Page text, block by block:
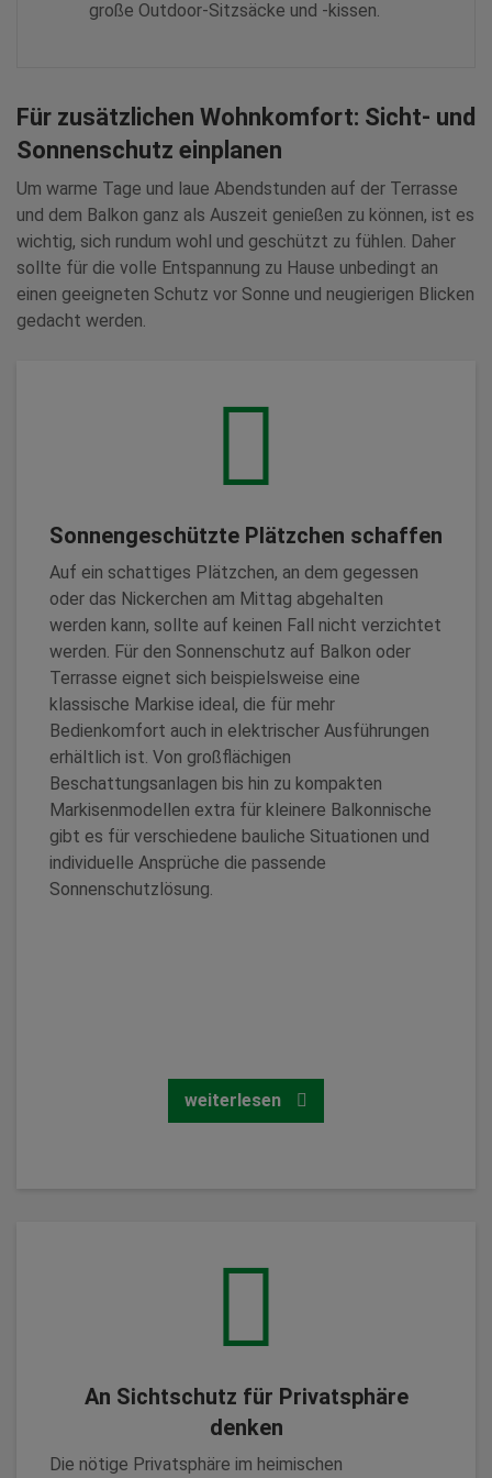
große Outdoor-Sitzsäcke und -kissen.
Für zusätzlichen Wohnkomfort: Sicht- und
Sonnenschutz einplanen
Um warme Tage und laue Abendstunden auf der Terrasse
und dem Balkon ganz als Auszeit genießen zu können, ist es
wichtig, sich rundum wohl und geschützt zu fühlen. Daher
sollte für die volle Entspannung zu Hause unbedingt an
einen geeigneten Schutz vor Sonne und neugierigen Blicken
gedacht werden.
Sonnengeschützte Plätzchen schaffen
Auf ein schattiges Plätzchen, an dem gegessen
oder das Nickerchen am Mittag abgehalten
werden kann, sollte auf keinen Fall nicht verzichtet
werden. Für den Sonnenschutz auf Balkon oder
Terrasse eignet sich beispielsweise eine
klassische Markise ideal, die für mehr
Bedienkomfort auch in elektrischer Ausführungen
erhältlich ist. Von großflächigen
Beschattungsanlagen bis hin zu kompakten
Markisenmodellen extra für kleinere Balkonnische
gibt es für verschiedene bauliche Situationen und
individuelle Ansprüche die passende
Sonnenschutzlösung.
weiterlesen
Für Terrassen mit großer Fläche bieten sich
sodass auch auf großzügigen Terrassen und
Freiflächen ein sonnengeschützter Platz mit
mediterranem Flair entstehen kann.
Der Raum unter transparenten Terrassendächern
wiederum lässt sich durch Wintergartenmarkisen in
Form einer Aufglas- oder Unterglasbeschattung
effektiv vor Hitze schützen.
In den Sommermonaten sollte außerdem darauf
geachtet werden, dass sich die Innenräume nicht
allzu stark aufheizen, sodass die Entspannung auch
im Inneren des Hauses weiter geht. In diesem
Zusammenhang erweist sich neben einer Markise,
Zurück
An Sichtschutz für Privatsphäre
denken
Die nötige Privatsphäre im heimischen
Markisen mit flexiblem Vario-Volant kombinieren
Blendschutz insbesondere bei tiefstehender
Im Zusammenspiel mit dem Markisentuch als